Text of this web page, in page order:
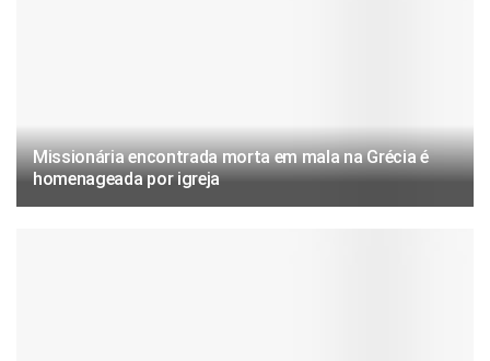
Missionária encontrada morta em mala na Grécia é
homenageada por igreja